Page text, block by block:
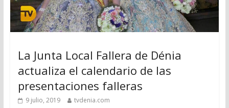
La Junta Local Fallera de Dénia
actualiza el calendario de las
presentaciones falleras
9 julio, 2019 tvdenia.com